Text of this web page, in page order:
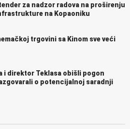
za nadzor radova na proširenju
na Kopaoniku
trgovini sa Kinom sve veći
i direktor Teklasa obišli pogon
o potencijalnoj saradnji